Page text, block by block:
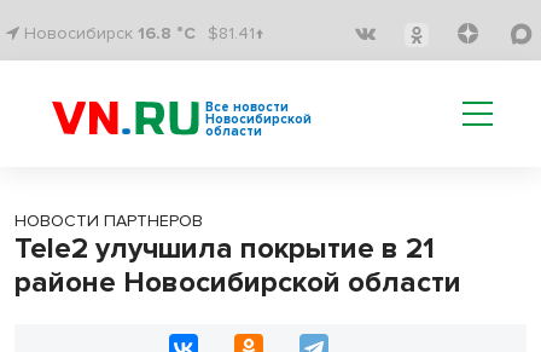
Новосибирск 16.8 °C $81.41↑
Все новости
Новосибирской
области
НОВОСТИ ПАРТНЕРОВ
Tele2 улучшила покрытие в 21
районе Новосибирской области